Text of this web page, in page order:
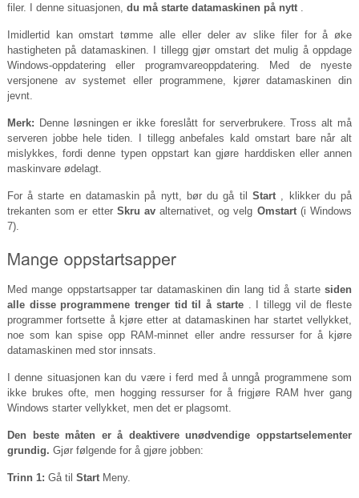
filer. I denne situasjonen, du må starte datamaskinen på nytt.
Imidlertid kan omstart tømme alle eller deler av slike filer for å øke
hastigheten på datamaskinen. I tillegg gjør omstart det mulig å oppdage
Windows-oppdatering eller programvareoppdatering. Med de nyeste
versjonene av systemet eller programmene, kjører datamaskinen din
jevnt.
Merk: Denne løsningen er ikke foreslått for serverbrukere. Tross alt må
serveren jobbe hele tiden. I tillegg anbefales kald omstart bare når alt
mislykkes, fordi denne typen oppstart kan gjøre harddisken eller annen
maskinvare ødelagt.
For å starte en datamaskin på nytt, bør du gå til Start, klikker du på
trekanten som er etter Skru avalternativet, og velg Omstart(i Windows
7).
Med mange oppstartsapper tar datamaskinen din lang tid å startesiden
alle disse programmene trenger tid til å starte. I tillegg vil de fleste
programmer fortsette å kjøre etter at datamaskinen har startet vellykket,
noe som kan spise opp RAM-minnet eller andre ressurser for å kjøre
datamaskinen med stor innsats.
I denne situasjonen kan du være i ferd med å unngå programmene som
ikke brukes ofte, men hogging ressurser for å frigjøre RAM hver gang
Windows starter vellykket, men det er plagsomt.
Den beste måten er å deaktivere unødvendige oppstartselementer
grundig. Gjør følgende for å gjøre jobben:
Trinn 1: Gå til StartMeny.